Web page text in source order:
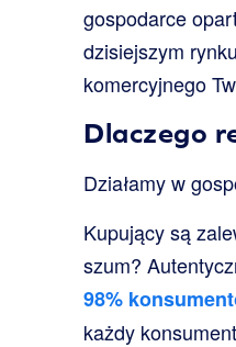
gospodarce
dzisiejszym
komercyjnego
Dlaczego
Działamy w
Kupujący są
szum?
98%
każdy